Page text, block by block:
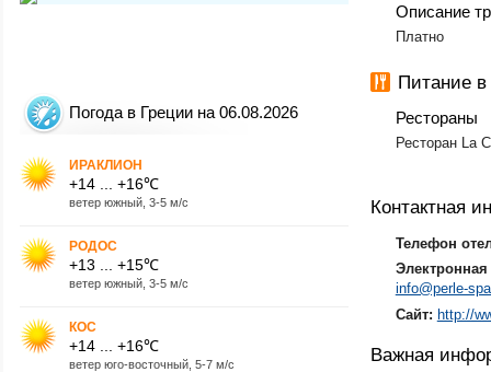
Погода в Греции на 06.08.2026
ИРАКЛИОН
+14 ... +16℃
ветер южный, 3-5 м/с
РОДОС
+13 ... +15℃
ветер южный, 3-5 м/с
КОС
+14 ... +16℃
ветер юго-восточный, 5-7 м/с
Описание
Платно
Питание в
Рестораны
Ресторан La
Контактная
Телефон
Электронная
info@perle-
Сайт: http://
Важная